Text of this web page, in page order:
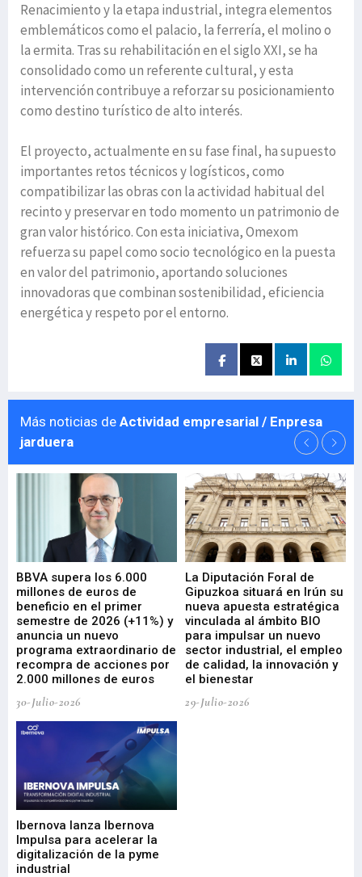
Renacimiento y la etapa industrial, integra elementos
emblemáticos como el palacio, la ferrería, el molino o
la ermita. Tras su rehabilitación en el siglo XXI, se ha
consolidado como un referente cultural, y esta
intervención contribuye a reforzar su posicionamiento
como destino turístico de alto interés.
El proyecto, actualmente en su fase final, ha supuesto
importantes retos técnicos y logísticos, como
compatibilizar las obras con la actividad habitual del
recinto y preservar en todo momento un patrimonio de
gran valor histórico. Con esta iniciativa, Omexom
refuerza su papel como socio tecnológico en la puesta
en valor del patrimonio, aportando soluciones
innovadoras que combinan sostenibilidad, eficiencia
energética y respeto por el entorno.
Más noticias de Actividad empresarial / Enpresa
jarduera
BBVA supera los 6.000
millones de euros de
beneficio en el primer
semestre de 2026 (+11%) y
anuncia un nuevo
programa extraordinario de
recompra de acciones por
2.000 millones de euros
30-Julio-2026
La Diputación Foral de
Gipuzkoa situará en Irún su
nueva apuesta estratégica
vinculada al ámbito BIO
para impulsar un nuevo
sector industrial, el empleo
de calidad, la innovación y
el bienestar
29-Julio-2026
Ibernova lanza Ibernova
Impulsa para acelerar la
digitalización de la pyme
industrial